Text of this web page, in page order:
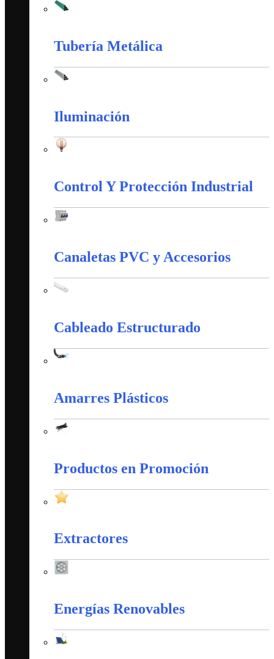
Tubería Metálica
Iluminación
Control Y Protección Industrial
Canaletas PVC y Accesorios
Cableado Estructurado
Amarres Plásticos
Productos en Promoción
Extractores
Energías Renovables